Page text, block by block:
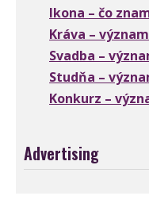
Ikona – čo
Kráva –
Svadba –
Studňa –
Konkurz –
Advertising